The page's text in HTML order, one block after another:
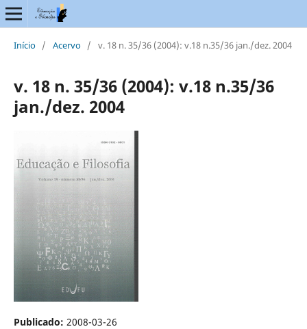
Início / Acervo / v. 18 n. 35/36 (2004): v.18 n.35/36 jan./dez. 2004
v. 18 n. 35/36 (2004): v.18 n.35/36
jan./dez. 2004
Publicado: 2008-03-26